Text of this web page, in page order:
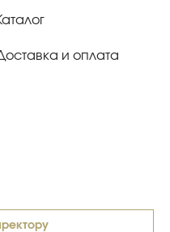
и оплата